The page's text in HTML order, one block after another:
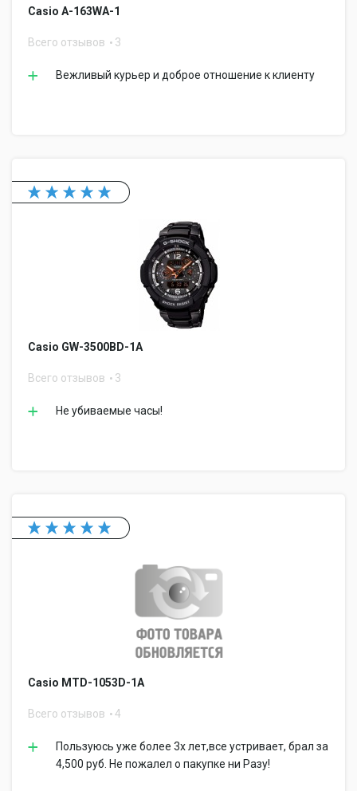
Casio A-163WA-1
Всего отзывов 3
Вежливый курьер и доброе отношение к клиенту
Casio GW-3500BD-1A
Всего отзывов 3
Не убиваемые часы!
Casio MTD-1053D-1A
Всего отзывов 4
Пользуюсь уже более 3х лет,все устривает, брал за
4,500 руб. Не пожалел о пакупке ни Разу!